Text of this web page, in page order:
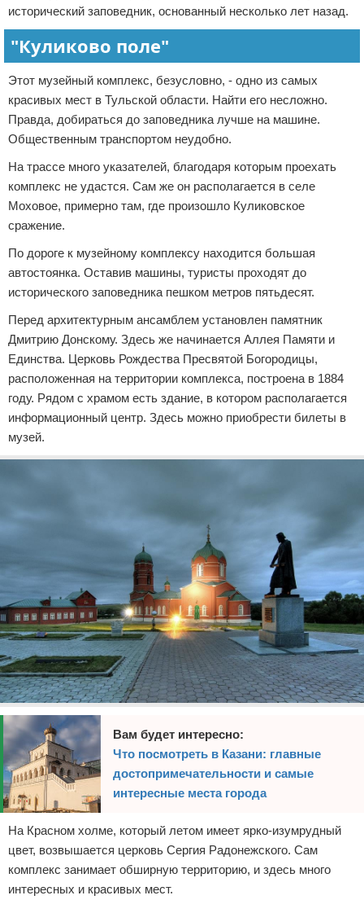
исторический заповедник, основанный несколько лет назад.
"Куликово поле"
Этот музейный комплекс, безусловно, - одно из самых
красивых мест в Тульской области. Найти его несложно.
Правда, добираться до заповедника лучше на машине.
Общественным транспортом неудобно.
На трассе много указателей, благодаря которым проехать
комплекс не удастся. Сам же он располагается в селе
Моховое, примерно там, где произошло Куликовское
сражение.
По дороге к музейному комплексу находится большая
автостоянка. Оставив машины, туристы проходят до
исторического заповедника пешком метров пятьдесят.
Перед архитектурным ансамблем установлен памятник
Дмитрию Донскому. Здесь же начинается Аллея Памяти и
Единства. Церковь Рождества Пресвятой Богородицы,
расположенная на территории комплекса, построена в 1884
году. Рядом с храмом есть здание, в котором располагается
информационный центр. Здесь можно приобрести билеты в
музей.
Вам будет интересно:
Что посмотреть в Казани: главные
достопримечательности и самые
интересные места города
На Красном холме, который летом имеет ярко-изумрудный
цвет, возвышается церковь Сергия Радонежского. Сам
комплекс занимает обширную территорию, и здесь много
интересных и красивых мест.